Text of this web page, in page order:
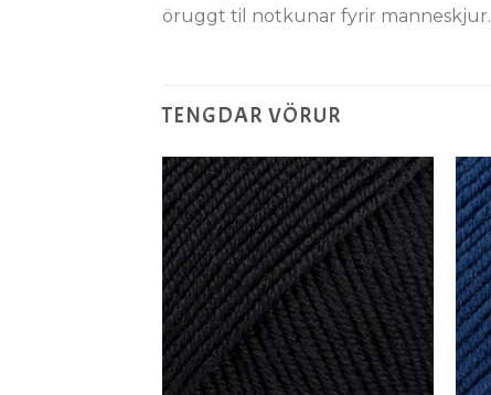
öruggt til notkunar fyrir manneskjur.
TENGDAR VÖRUR
Setja á
óskalista